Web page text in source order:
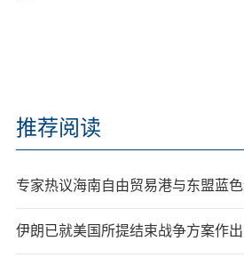
推荐阅读
专家热议海南自由贸易港与东盟蓝
伊朗已就美国所提结束战争方案作